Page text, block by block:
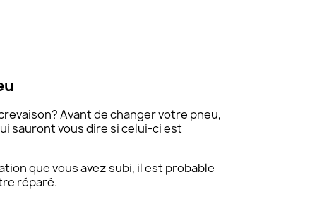
Avant de changer votre pneu,
sauront vous dire si celui-ci est
que vous avez subi, il est probable
réparé.